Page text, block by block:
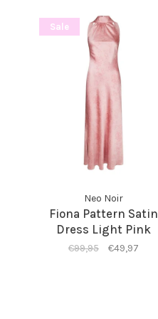
Sale
Neo Noir
Fiona Pattern Satin
Dress Light Pink
€99,95 €49,97